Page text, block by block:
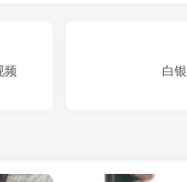
频
白